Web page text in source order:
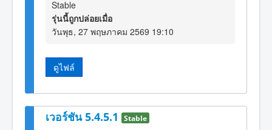
Stable
รุ่นนี้ถูกปล่อยเมื่อ
วันพุธ, 27 พฤษภาคม 2569 19:10
ดูไฟล์
เวอร์ชัน 5.4.5.1 Stable